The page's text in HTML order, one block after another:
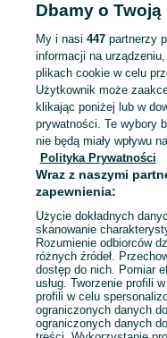
Popularne
trek
Mapa kategorii
Mapa miejscowości
Mapa ministron
Popularne wyszukiwania
Dbamy o
My i nasi 447partnerzy
informacji na
plikach cookie w celu
Użytkownik może
klikając poniżej lub w
prywatności. Te wybory
nie będą miały wpływu
Polityka Prywatności
Wraz z naszymi
zapewnienia:
Użycie dokładnych
skanowanie
Rozumienie odbiorców
różnych źródeł.
dostęp do nich. Pomiar
usług. Tworzenie profili
profili w celu
ograniczonych danych
ograniczonych danych